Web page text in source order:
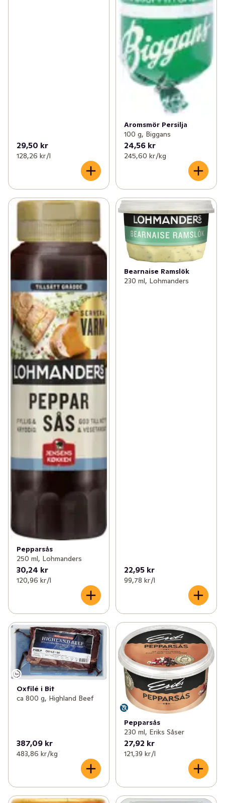
29,50 kr
128,26 kr /l
Aromsmör Persilja
100 g, Biggans
24,56 kr
245,60 kr /kg
Pepparsås
250 ml, Lohmanders
30,24 kr
120,96 kr /l
Bearnaise Ramslök
230 ml, Lohmanders
22,95 kr
99,78 kr /l
Oxfilé i Bit
ca 800 g, Highland Beef
387,09 kr
483,86 kr /kg
Pepparsås
230 ml, Eriks Såser
27,92 kr
121,39 kr /l